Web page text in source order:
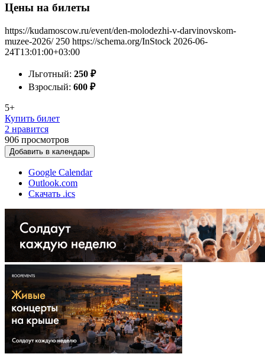
Цены на билеты
https://kudamoscow.ru/event/den-molodezhi-v-darvinovskom-
muzee-2026/ 250 https://schema.org/InStock 2026-06-
24T13:01:00+03:00
Льготный: 250 ₽
Взрослый: 600 ₽
5+
Купить билет
2 нравится
906 просмотров
Добавить в календарь
Google Calendar
Outlook.com
Скачать .ics